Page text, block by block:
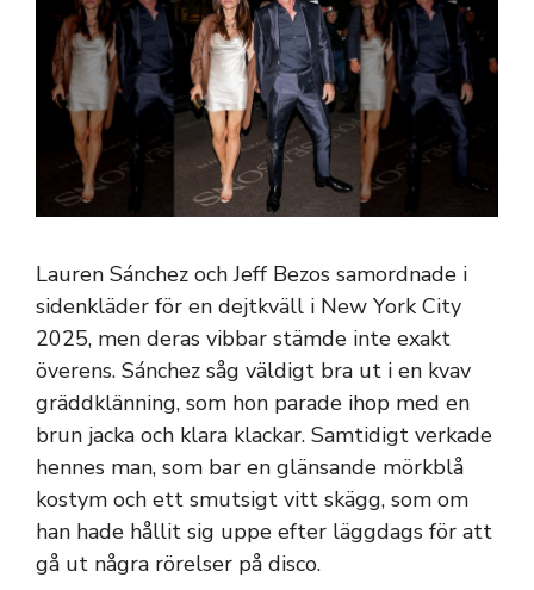
Lauren Sánchez och Jeff Bezos samordnade i
sidenkläder för en dejtkväll i New York City
2025, men deras vibbar stämde inte exakt
överens. Sánchez såg väldigt bra ut i en kvav
gräddklänning, som hon parade ihop med en
brun jacka och klara klackar. Samtidigt verkade
hennes man, som bar en glänsande mörkblå
kostym och ett smutsigt vitt skägg, som om
han hade hållit sig uppe efter läggdags för att
gå ut några rörelser på disco.